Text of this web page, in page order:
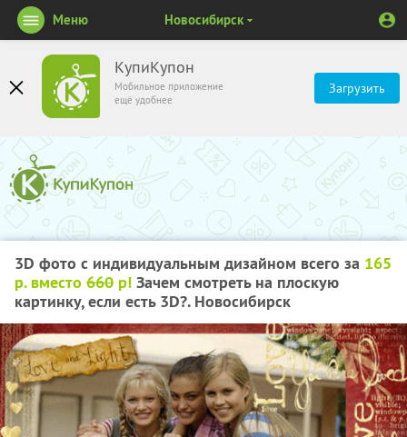
КупиКупон
Мобильное приложение
ещё удобнее
Загрузить
Меню Новосибирск
3D фото с индивидуальным дизайном всего за 165
р. вместо 660 р! Зачем смотреть на плоскую
картинку, если есть 3D?. Новосибирск